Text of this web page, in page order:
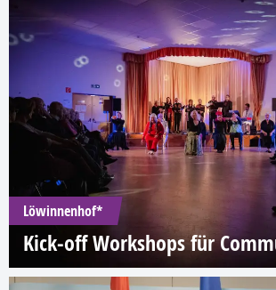
Löwinnenhof*
Kick-off Workshops für